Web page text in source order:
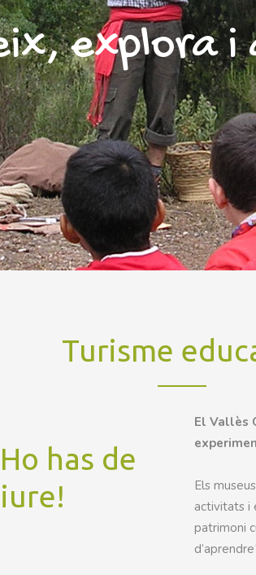
explora i
Turisme
has de
El Vallès
Els
activitats i
patrimoni